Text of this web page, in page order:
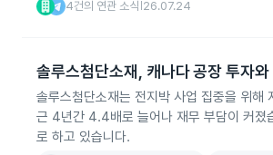
4건의 연관 소식 26.07.24
솔루스첨단소재, 캐나다 공장 투자
솔루스첨단소재는 전지박 사업 집중을 위해
근 4년간 4.4배로 늘어나 재무 부담이 커졌
로 하고 있습니다.